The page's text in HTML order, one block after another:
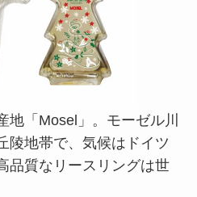
地「Mosel」。モーゼル川
陵地帯で、気候はドイツ
品質なリースリングは世